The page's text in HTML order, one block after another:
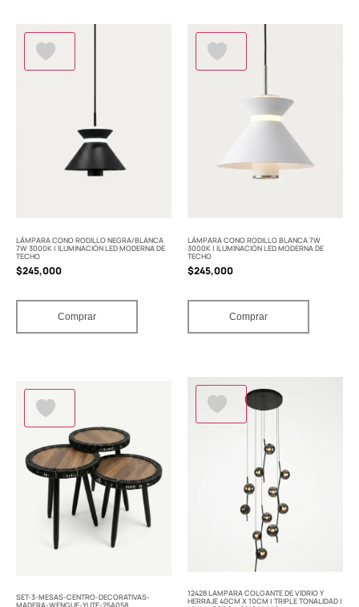
LÁMPARA CONO RODILLO NEGRA/BLANCA
7W 3000K | ILUMINACIÓN LED MODERNA DE
TECHO
$245,000
Comprar
LÁMPARA CONO RODILLO BLANCA 7W
3000K | ILUMINACIÓN LED MODERNA DE
TECHO
$245,000
Comprar
SET-3-MESAS-CENTRO-DECORATIVAS- 12428 LAMPARA COLGANTE DE VIDRIO Y
HERRAJE 40CM X 10CM | TRIPLE TONALIDAD |